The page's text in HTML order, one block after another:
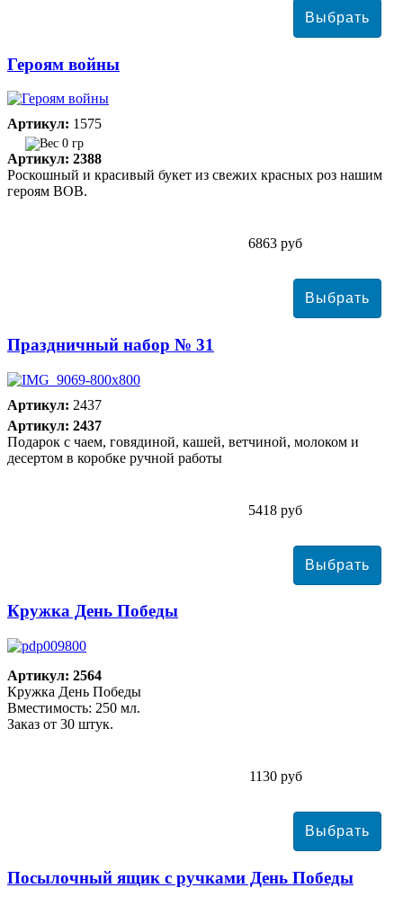
Героям войны
Артикул: 1575
0 гр
Артикул: 2388
Роскошный и красивый букет из свежих красных роз нашим
героям ВОВ.
6863 руб
Праздничный набор № 31
Артикул: 2437
Артикул: 2437
Подарок с чаем, говядиной, кашей, ветчиной, молоком и
десертом в коробке ручной работы
5418 руб
Кружка День Победы
Артикул: 2564
Кружка День Победы
Вместимость: 250 мл.
Заказ от 30 штук.
1130 руб
Посылочный ящик с ручками День Победы